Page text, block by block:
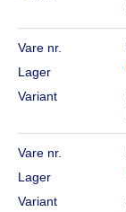
Vare nr.
Lager
Variant
Vare nr.
Lager
Variant